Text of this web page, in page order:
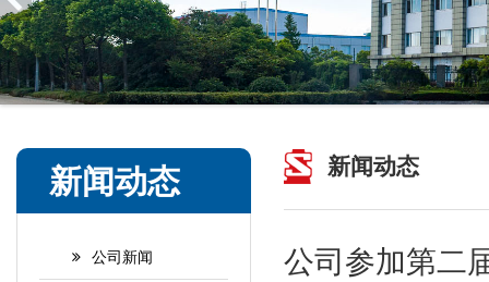
新闻动态
公司新闻
新闻动态
公司参加第二